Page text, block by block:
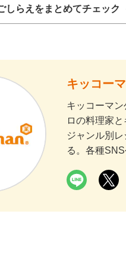
しらえをまとめてチェック
キッコー
キッコーマ
ロの料理家
ジャンル別
る。各種